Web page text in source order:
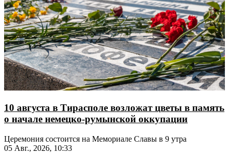
10 августа в Тирасполе возложат цветы в память
о начале немецко-румынской оккупации
Церемония состоится на Мемориале Славы в 9 утра
05 Авг., 2026, 10:33